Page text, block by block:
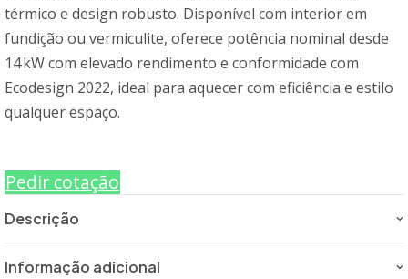
térmico e design robusto. Disponível com interior em
fundição ou vermiculite, oferece potência nominal desde
14 kW com elevado rendimento e conformidade com
Ecodesign 2022, ideal para aquecer com eficiência e estilo
qualquer espaço.
Pedir cotação
Descrição
Informação adicional